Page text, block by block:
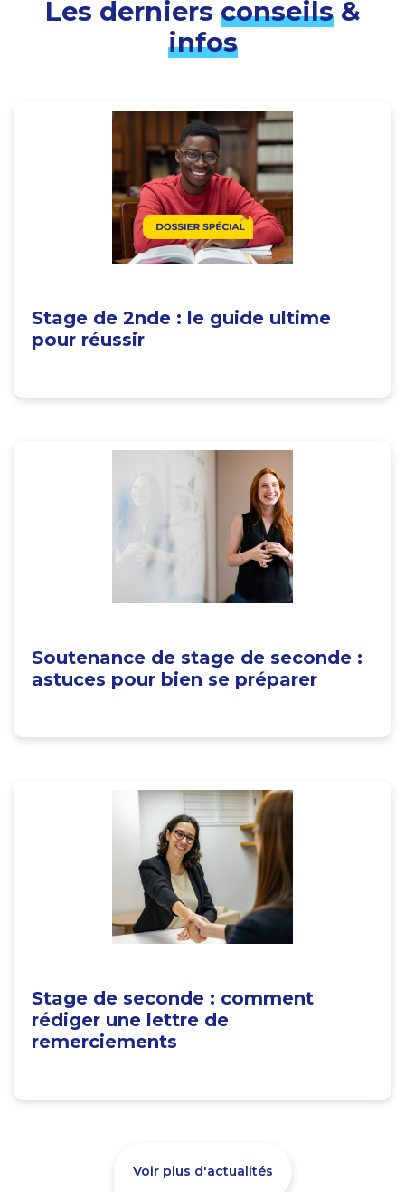
Les derniers conseils&
infos
Stage de 2nde : le guide ultime
pour réussir
Soutenance de stage de seconde :
astuces pour bien se préparer
Stage de seconde : comment
rédiger une lettre de
remerciements
Voir plus d'actualités